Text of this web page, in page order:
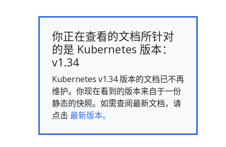
你正在查看的文档所针对
的是 Kubernetes 版本：
v1.34
Kubernetes v1.34 版本的文档已不再
维护。你现在看到的版本来自于一份
静态的快照。如需查阅最新文档，请
点击 最新版本。